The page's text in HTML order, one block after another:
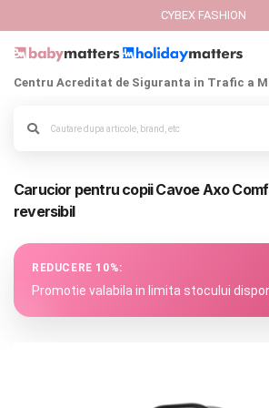
Italbaby Collections
CARUCIOARE COPII
CYBEX FASHION
Centru Acreditat de Siguranta in Trafic a
Carucior pentru copii Cavoe Axo
reversibil
REDUCERE 10%:
Promotie valabila in limita stocului
Alege culoarea cadrului